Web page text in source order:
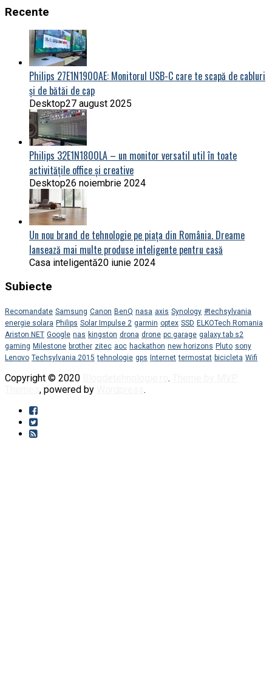
Recente
Philips 27E1N1900AE: Monitorul USB-C care te scapă de cabluri
și de bătăi de cap
Desktop27 august 2025
Philips 32E1N1800LA – un monitor versatil util în toate
activitățile office și creative
Desktop26 noiembrie 2024
Un nou brand de tehnologie pe piața din România. Dreame
lansează mai multe produse inteligente pentru casă
Casa inteligentă20 iunie 2024
Subiecte
Recomandate Samsung Canon BenQ nasa axis Synology #techsylvania
energie solara Philips Solar Impulse 2 garmin optex SSD ELKOTech Romania
Ariston NET Google nas kingston drona drone pc garage galaxy tab s2
gaming Milestone brother zitec aoc hackathon new horizons Pluto sony
Lenovo Techsylvania 2015 tehnologie gps Internet termostat bicicleta Wifi
Copyright © 2020 .
, powered by .